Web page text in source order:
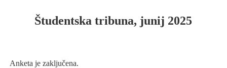
Študentska tribuna, junij 2025
Anketa je zaključena.